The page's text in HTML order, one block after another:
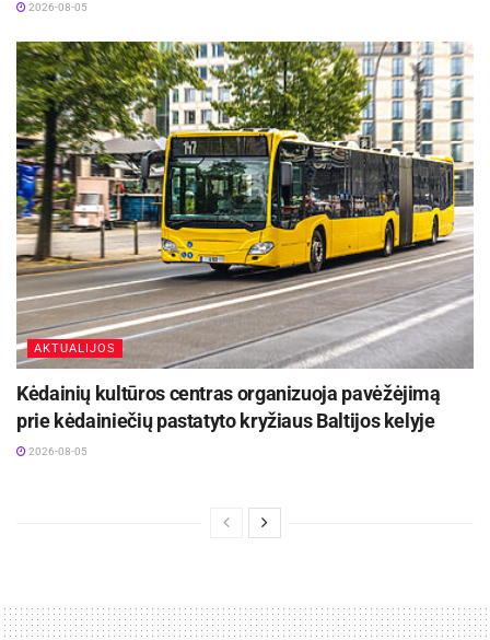
2026-08-05
AKTUALIJOS
Kėdainių kultūros centras organizuoja pavėžėjimą
prie kėdainiečių pastatyto kryžiaus Baltijos kelyje
2026-08-05